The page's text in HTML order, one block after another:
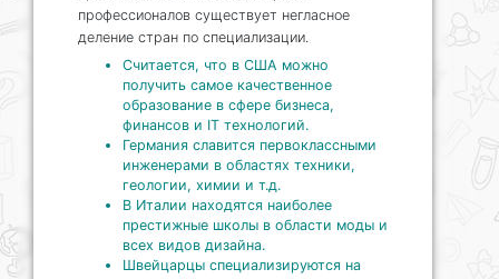
профессионалов существует негласное
деление стран по специализации.
Считается, что в США можно
получить самое качественное
образование в сфере бизнеса,
финансов и IT технологий.
Германия славится первоклассными
инженерами в областях техники,
геологии, химии и т.д.
В Италии находятся наиболее
престижные школы в области моды и
всех видов дизайна.
Швейцарцы специализируются на